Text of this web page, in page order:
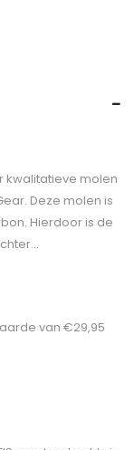
kwalitatieve molen
Deze molen is
Hierdoor is de
van €29,95